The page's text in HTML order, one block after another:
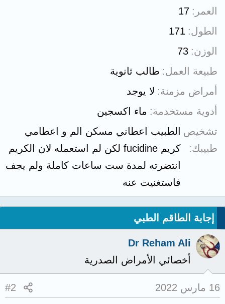
العمر
17
الطول 171
الوزن 73
طبيعة العمل طالب ثانوية
أمراض مزمنة لا يوجد
أدوية مستخدمة
ماء اكسجين
تشخيص
طبيبك
الطبيب اعطاني مسكن الم و اعطامي
كريم fucidine لكن لم استعمله لان الكريم
انتضرته لمدة ست ساعات كاملة ولم يجف
فاستغنيت عنه
إجابة الطاقم الطبي
Dr Reham Ali
أخصائي الأمراض الصدرية
16 مارس 2022 #2